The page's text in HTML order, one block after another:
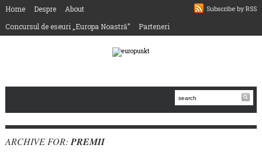
Subscribe by RSS
Home Despre
About
Concursul de eseuri „Europa Noastră”
Parteneri
ARCHIVE FOR: PREMII